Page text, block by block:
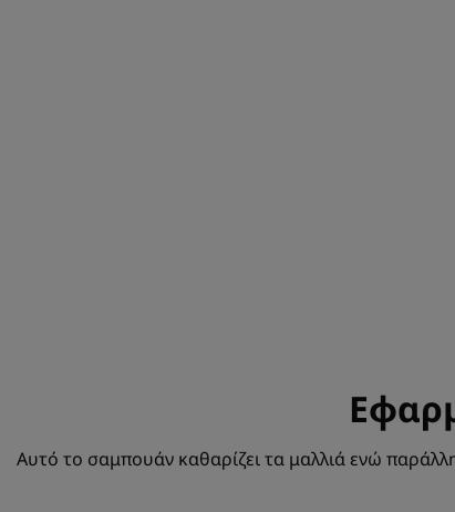
Αυτό το σαμπουάν καθαρίζει τα μαλλιά ενώ